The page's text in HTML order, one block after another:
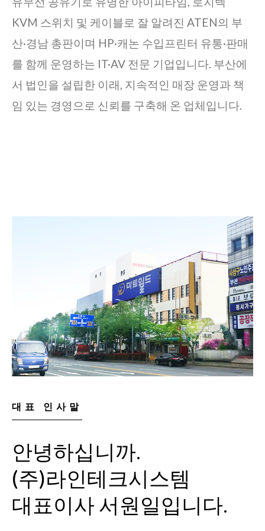
KVM 스위치 및 케이블로 잘 알려진 ATEN의 부
산·경남 총판이며 HP·캐논 수입프린터 유통·판매
를 함께 운영하는 IT·AV 전문 기업입니다. 부산에
서 법인을 설립한 이래, 지속적인 매장 운영과 책
임 있는 경영으로 신뢰를 구축해 온 업체입니다.
대표 인사말
안녕하십니까.
(주)라인테크시스템
대표이사 서원일입니다.